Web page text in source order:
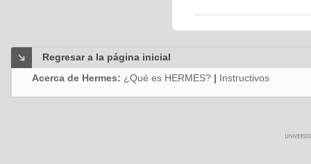
Regresar a la página inicial
Acerca de Hermes: ¿Qué es HERMES? | Instructivos